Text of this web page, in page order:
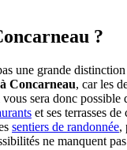
?
une grande
Concarneau, car les
sera donc possible
et ses terrasses
sentiers de randonnée,
ne manquent